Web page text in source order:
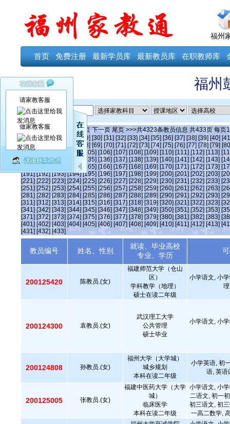
福州
首页 免费注册 最新学员库 最新教员库 在职教师库
福州
ID
当前第248 上一页 下一页 尾页 >>>共4323条教员信息 共433页 每页
[24] [25] [26] [27] [28] [29] [30] [31] [32] [33] [34] [35] [36] [37] [38] [39] [40]
[63] [64] [67] [68] [69] [70] [71] [72] [73] [74] [75] [76] [77] [78] [79]
[101] [102] [103] [104] [105] [106] [107] [108] [109] [110] [111] [112] [113]
[131] [132] [133] [135] [136] [137] [138] [139] [140] [141] [142] [143]
[164] [165] [166] [167] [168] [169] [170] [171] [172] [173]
[191] [192] [193] [194] [195] [196] [197] [198] [199] [200] [201] [202] [203]
[221] [222] [223] [224] [225] [226] [227] [228] [229] [230] [231] [232] [233]
[251] [252] [253] [254] [255] [256] [257] [258] [259] [260] [261] [262] [263]
[281] [282] [283] [284] [285] [286] [287] [288] [289] [290] [291] [292] [293]
[311] [312] [313] [314] [315] [316] [317] [318] [319] [320] [321] [322] [323]
[341] [342] [343] [344] [345] [346] [347] [348] [349] [350] [351] [352] [353]
[371] [372] [373] [374] [375] [376] [377] [378] [379] [380] [381] [382] [383]
[401] [402] [403] [404] [405] [406] [407] [408] [409] [410] [411] [412] [413]
[431] [432] [433]
教员编号 姓名、性别
就读、毕业高校
专业、学历
200125420 陈教员.(女)
福建师范大学（仓山
区）
学科教学（地理）
硕士在读二年级
小学语文, 小
200124300 袁教员.(女)
武汉理工大学
公共管理
硕士毕业
小学语文, 小
200124808 孙教员.(女)
福州大学（大学城）
城乡规划
本科在读二年级
小学英语, 初
语, 英语
200125005 张教员.(女)
福建中医药大学（大学
城）
临床医学
本科在读二年级
小学语文, 小
二语文, 初一
初三语文, 初
一高二数学,
请家教客服
做家教客服